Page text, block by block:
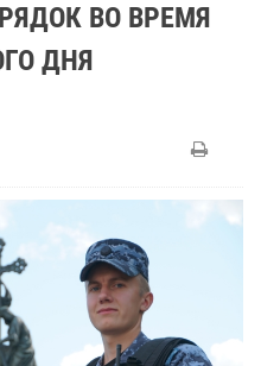
ВО ВРЕМЯ
ДНЯ